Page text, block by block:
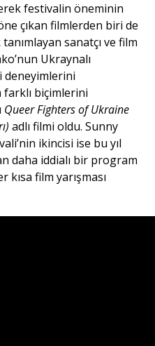
festivalin öneminin
çıkan filmlerden biri de
sanatçı ve film
Ukraynalı
deneyimlerini
biçimlerini
Queer Fighters of Ukraine
adlı filmi oldu. Sunny
ikincisi ise bu yıl
daha iddialı bir program
film yarışması